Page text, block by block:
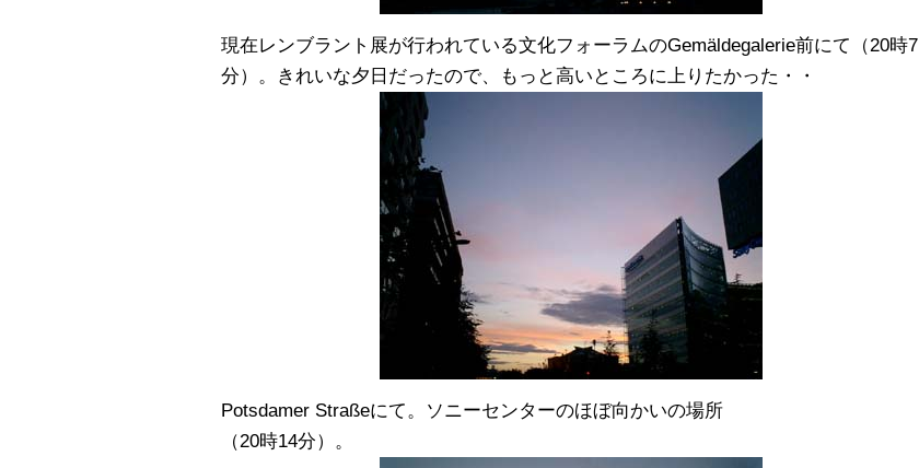
現在レンブラント展が行われている文化フォーラムのGemäldegalerie前にて（20時7
分）。きれいな夕日だったので、もっと高いところに上りたかった・・
Potsdamer Straßeにて。ソニーセンターのほぼ向かいの場所
（20時14分）。